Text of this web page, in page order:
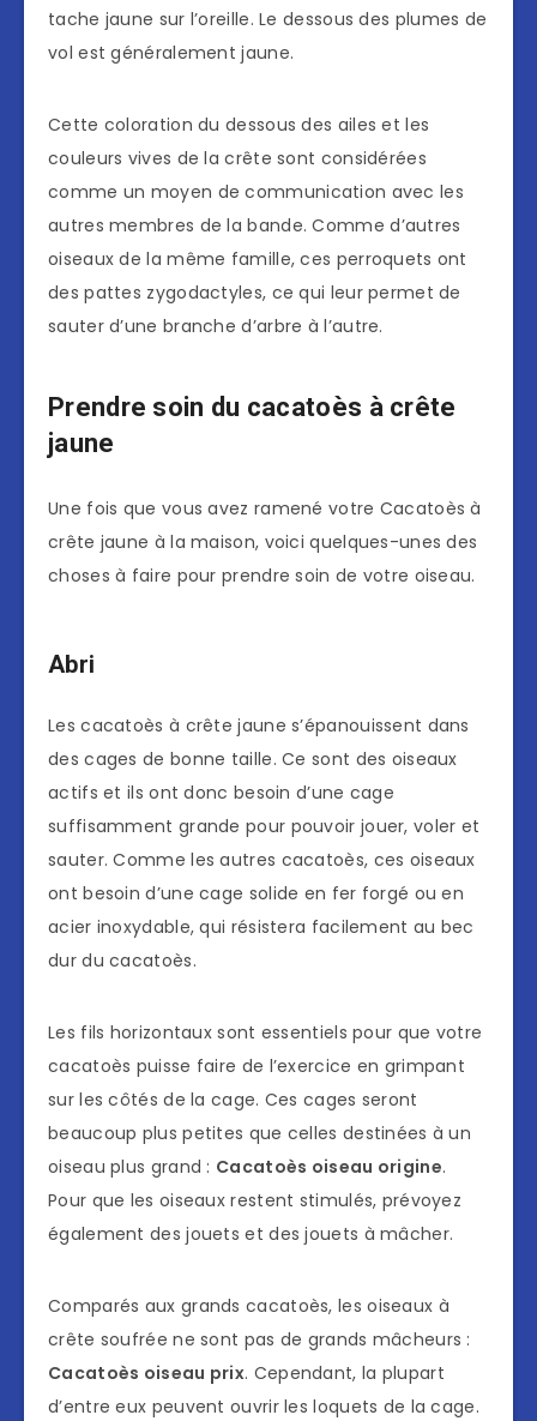
tache jaune sur l’oreille. Le dessous des plumes de
vol est généralement jaune.
Cette coloration du dessous des ailes et les
couleurs vives de la crête sont considérées
comme un moyen de communication avec les
autres membres de la bande. Comme d’autres
oiseaux de la même famille, ces perroquets ont
des pattes zygodactyles, ce qui leur permet de
sauter d’une branche d’arbre à l’autre.
Prendre soin du cacatoès à crête
jaune
Une fois que vous avez ramené votre Cacatoès à
crête jaune à la maison, voici quelques-unes des
choses à faire pour prendre soin de votre oiseau.
Abri
Les cacatoès à crête jaune s’épanouissent dans
des cages de bonne taille. Ce sont des oiseaux
actifs et ils ont donc besoin d’une cage
suffisamment grande pour pouvoir jouer, voler et
sauter. Comme les autres cacatoès, ces oiseaux
ont besoin d’une cage solide en fer forgé ou en
acier inoxydable, qui résistera facilement au bec
dur du cacatoès.
Les fils horizontaux sont essentiels pour que votre
cacatoès puisse faire de l’exercice en grimpant
sur les côtés de la cage. Ces cages seront
beaucoup plus petites que celles destinées à un
oiseau plus grand : Cacatoès oiseau origine.
Pour que les oiseaux restent stimulés, prévoyez
également des jouets et des jouets à mâcher.
Comparés aux grands cacatoès, les oiseaux à
crête soufrée ne sont pas de grands mâcheurs :
Cacatoès oiseau prix. Cependant, la plupart
d’entre eux peuvent ouvrir les loquets de la cage.